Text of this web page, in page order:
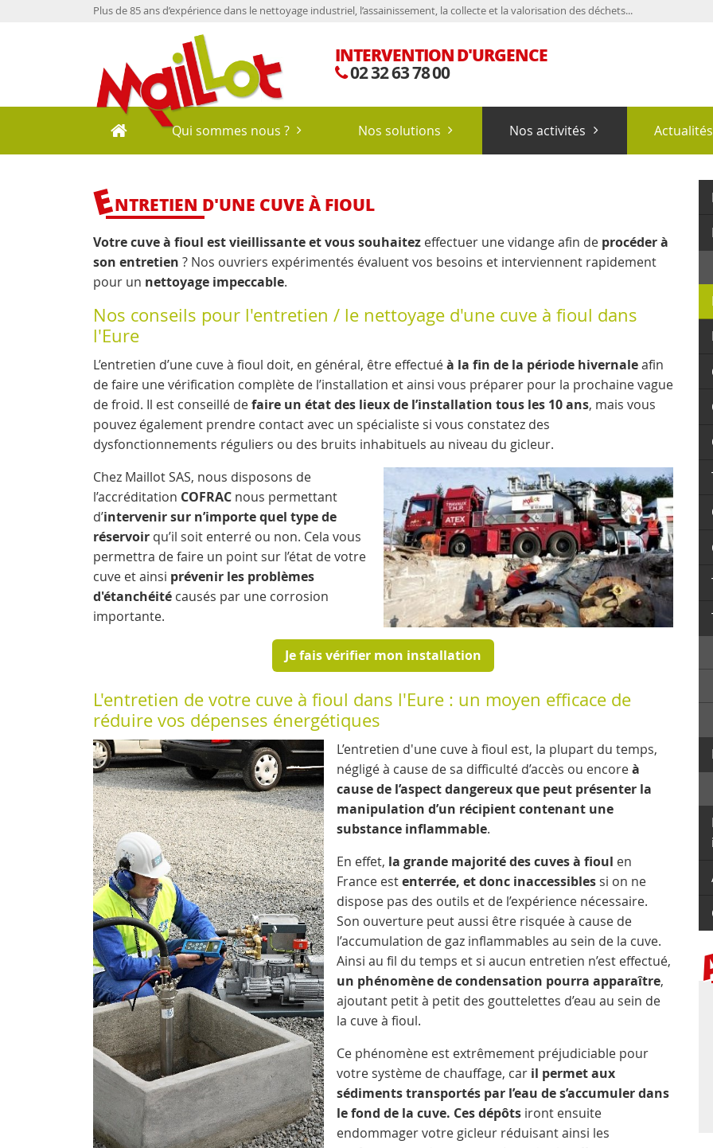
Plus de 85 ans d’expérience dans le nettoyage industriel, l’assainissement, la collecte et la valorisation des déchets...
INTERVENTION D'URGENCE
02 32 63 78 00
Qui sommes nous ? Nos solutions Nos activités Actualités
ENTRETIEN D'UNE CUVE À FIOUL
Votre cuve à fioul est vieillissante et vous souhaitez effectuer une vidange afin de procéder à
son entretien ? Nos ouvriers expérimentés évaluent vos besoins et interviennent rapidement
pour un nettoyage impeccable.
Nos conseils pour l'entretien / le nettoyage d'une cuve à fioul dans
l'Eure
L’entretien d’une cuve à fioul doit, en général, être effectuéà la fin de la période hivernaleafin
de faire une vérification complète de l’installation et ainsi vous préparer pour la prochaine vague
de froid. Il est conseillé defaire un état des lieux de l’installation tous les 10 ans, mais vous
pouvez également prendre contact avec un spécialiste si vous constatez des
dysfonctionnements réguliers ou des bruits inhabituels au niveau du gicleur.
Chez Maillot SAS, nous disposons de
l’accréditation COFRAC nous permettant
d’intervenir sur n’importe quel type de
réservoir qu’il soit enterré ou non. Cela vous
permettra de faire un point sur l’état de votre
cuve et ainsi prévenir les problèmes
d'étanchéité causés par une corrosion
importante.
Je fais vérifier mon installation
L'entretien de votre cuve à fioul dans l'Eure : un moyen efficace de
réduire vos dépenses énergétiques
L’entretien d'une cuve à fioul est, la plupart du temps,
négligé à cause de sa difficulté d’accès ou encoreà
cause de l’aspect dangereux que peut présenter la
manipulation d’un récipient contenant une
substance inflammable.
En effet, la grande majorité des cuves à fioul en
France estenterrée, et donc inaccessibles si on ne
dispose pas des outils et de l’expérience nécessaire.
Son ouverture peut aussi être risquée à cause de
l’accumulation de gaz inflammables au sein de la cuve.
Ainsi au fil du temps et si aucun entretien n’est effectué,
un phénomène de condensation pourra apparaître,
ajoutant petit à petit des gouttelettes d’eau au sein de
la cuve à fioul.
Ce phénomène est extrêmement préjudiciable pour
votre système de chauffage, car il permet aux
sédiments transportés par l’eau de s’accumuler dans
le fond de la cuve. Ces dépôts iront ensuite
endommager votre gicleur réduisant ainsi les